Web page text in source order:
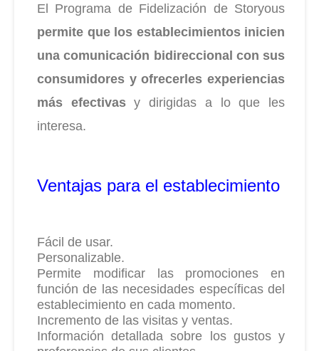
El Programa de Fidelización de Storyous
permite que los establecimientos inicien
una comunicación bidireccional con sus
consumidores y ofrecerles experiencias
más efectivasy dirigidas a lo que les
interesa.
Ventajas para el establecimiento
Fácil de usar.
Personalizable.
Permite modificar las promociones en
función de las necesidades específicas del
establecimiento en cada momento.
Incremento de las visitas y ventas.
Información detallada sobre los gustos y